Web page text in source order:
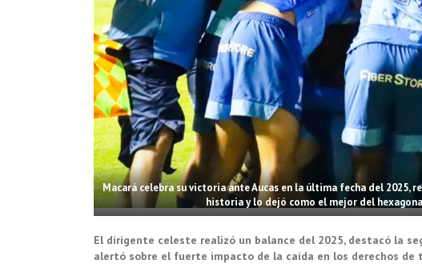
Macará celebra su victoria ante Aucas en la última fecha del 2025,
historia y lo dejó como el mejor del
El dirigente celeste realizó un balance del 2025, destacó la
alertó sobre el fuerte impacto de la caída en los derechos de